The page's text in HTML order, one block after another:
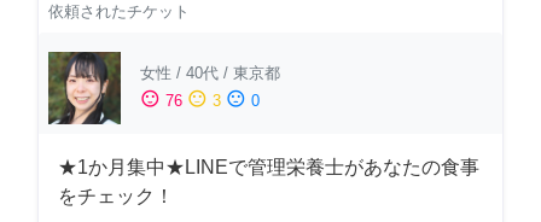
依頼されたチケット
女性 / 40代 / 東京都
sentiment_satisfied 76 sentiment_neutral 3 sentiment_dissatisfied 0
★1か月集中★LINEで管理栄養士があなたの食事
をチェック！